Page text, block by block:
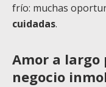
frío: muchas
cuidadas.
Amor a largo
negocio